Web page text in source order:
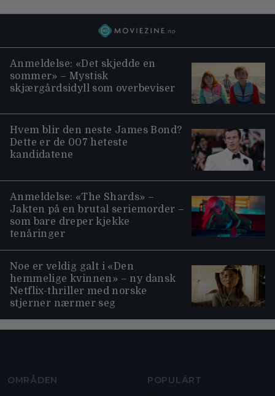
Anmeldelse: «Det skjedde en
sommer» – Mystisk
skjærgårdsidyll som overbeviser
Hvem blir den neste James Bond?
Dette er de 007 heteste
kandidatene
Anmeldelse: «The Shards» –
Jakten på en brutal seriemorder –
som bare dreper kjekke
tenåringer
Noe er veldig galt i «Den
hemmelige kvinnen» – ny dansk
Netflix-thriller med norske
stjerner nærmer seg
OMRÅDEN POPULÄRT